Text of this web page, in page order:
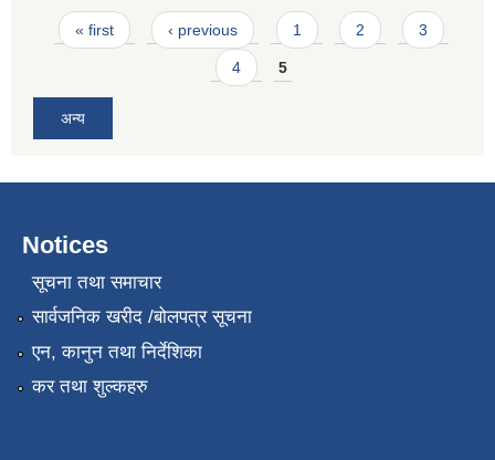
Pages
« first ‹ previous 1 2 3
4 5
अन्य
Notices
सूचना तथा समाचार
सार्वजनिक खरीद /बोलपत्र सूचना
एन, कानुन तथा निर्देशिका
कर तथा शुल्कहरु